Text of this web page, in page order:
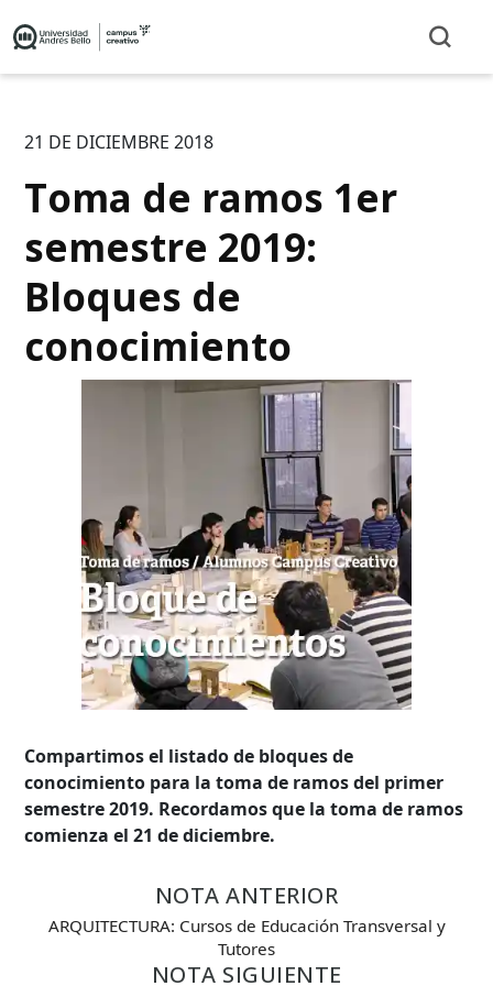
21 DE DICIEMBRE 2018
Toma de ramos 1er
semestre 2019:
Bloques de
conocimiento
Compartimos el listado de bloques de
conocimiento para la toma de ramos del primer
semestre 2019. Recordamos que la toma de ramos
comienza el 21 de diciembre.
NOTA ANTERIOR
ARQUITECTURA: Cursos de Educación Transversal y
Tutores
NOTA SIGUIENTE
Búsqueda Avanzada